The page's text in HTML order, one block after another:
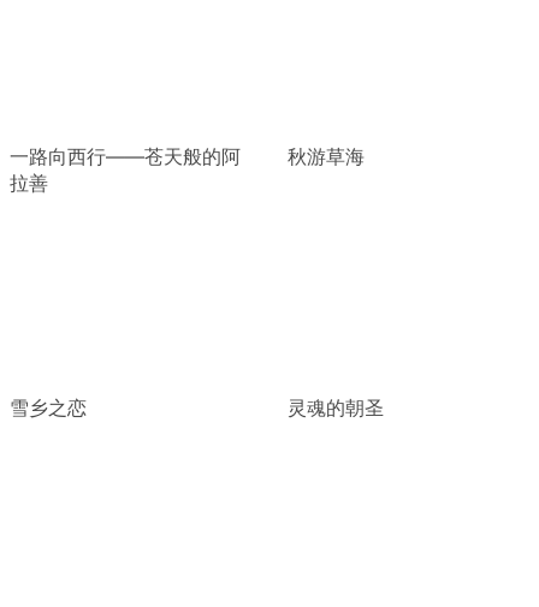
一路向西行——苍天般的阿
拉善
秋游草海
雪乡之恋 灵魂的朝圣